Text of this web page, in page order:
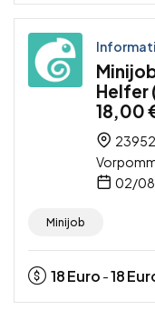
Helfer
18,00
02/
Minijob
18Euro -18